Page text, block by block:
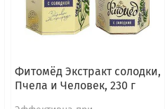
Фитомёд Экстракт солодки,
Пчела и Человек, 230 г